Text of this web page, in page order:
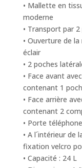
• Mallette en
moderne
• Transport par
• Ouverture de
éclair
• 2 poches
• Face avant
contenant 1
• Face arrière
contenant 2
• Porte
• A l´intérieur de
fixation velcro
• Capacité : 24 L